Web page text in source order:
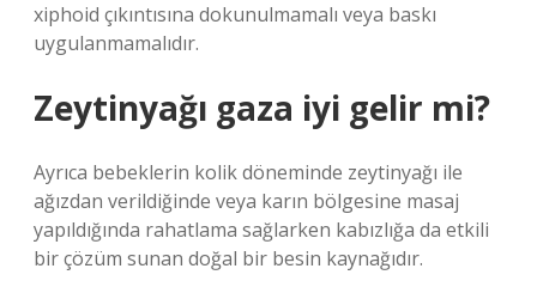
xiphoid çıkıntısına dokunulmamalı veya baskı
uygulanmamalıdır.
Zeytinyağı gaza iyi gelir mi?
Ayrıca bebeklerin kolik döneminde zeytinyağı ile
ağızdan verildiğinde veya karın bölgesine masaj
yapıldığında rahatlama sağlarken kabızlığa da etkili
bir çözüm sunan doğal bir besin kaynağıdır.